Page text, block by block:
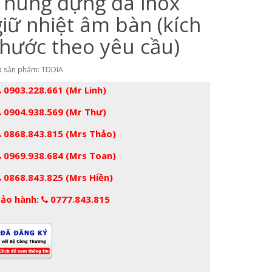
nhiệt âm bàn (kích
theo yêu cầu)
sản phẩm: TDDIA
0903.228.661 (Mr Linh)
0904.938.569 (Mr Thư)
0868.843.815 (Mrs Thảo)
0969.938.684 (Mrs Toan)
0868.843.825 (Mrs Hiền)
hành:
0777.843.815